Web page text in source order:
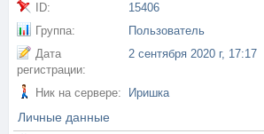
ID:
15406
Группа:
Пользователь
Дата
регистрации:
2 сентября 2020 г, 17:17
Ник на сервере: Иришка
Личные данные